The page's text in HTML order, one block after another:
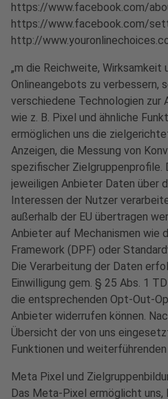
https://www.facebook.com/
https://www.facebook.com/
http://
„m die Reichweite, Wirksamkeit
Onlineangebots zu verbessern,
verschiedene Technologien zur
wie z. B. Pixel und ähnliche
ermöglichen uns die
Anzeigen, die Messung von
spezifischer Zielgruppenprofile.
jeweiligen Anbieter Daten über
Interessen der Nutzer
außerhalb der EU übertragen
Anbieter auf Mechanismen wie
Framework (DPF) oder
Die Verarbeitung der Daten
Einwilligung gem. § 25 Abs. 1
die entsprechenden Opt-Out-
Anbieter widerrufen können.
Übersicht der von uns
Funktionen und
Meta Pixel und
Das Meta-Pixel ermöglicht uns,